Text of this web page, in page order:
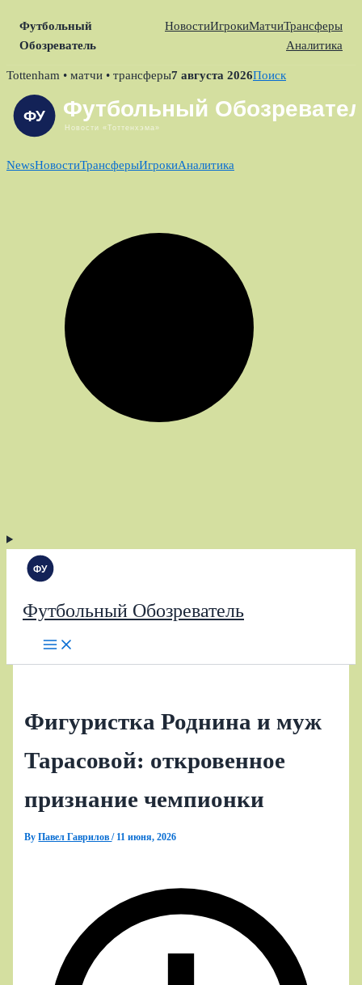
Футбольный
Обозреватель
НовостиИгрокиМатчиТрансферы
Аналитика
Skip
content
Tottenham • матчи • трансферы7 августа 2026Поиск
NewsНовостиТрансферыИгрокиАналитика
Футбольный Обозреватель
Фигуристка Роднина и муж
Тарасовой: откровенное
признание чемпионки
ByПавел Гаврилов/ 11 июня, 2026